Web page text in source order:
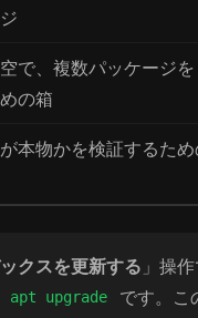
で、複数パッケージ
の箱
本物かを検証するた
クスを更新する 」操
apt upgrade です。こ